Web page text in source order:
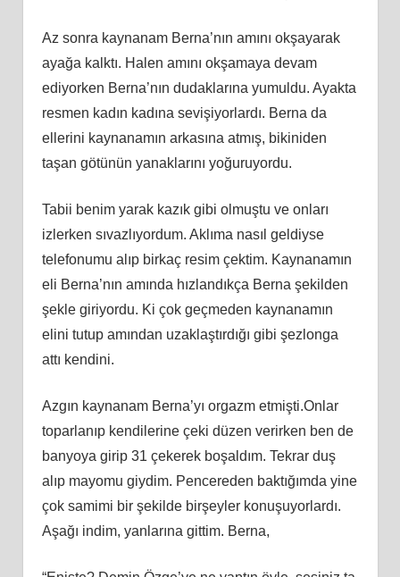
Az sonra kaynanam Berna’nın amını okşayarak
ayağa kalktı. Halen amını okşamaya devam
ediyorken Berna’nın dudaklarına yumuldu. Ayakta
resmen kadın kadına sevişiyorlardı. Berna da
ellerini kaynanamın arkasına atmış, bikiniden
taşan götünün yanaklarını yoğuruyordu.
Tabii benim yarak kazık gibi olmuştu ve onları
izlerken sıvazlıyordum. Aklıma nasıl geldiyse
telefonumu alıp birkaç resim çektim. Kaynanamın
eli Berna’nın amında hızlandıkça Berna şekilden
şekle giriyordu. Ki çok geçmeden kaynanamın
elini tutup amından uzaklaştırdığı gibi şezlonga
attı kendini.
Azgın kaynanam Berna’yı orgazm etmişti.Onlar
toparlanıp kendilerine çeki düzen verirken ben de
banyoya girip 31 çekerek boşaldım. Tekrar duş
alıp mayomu giydim. Pencereden baktığımda yine
çok samimi bir şekilde birşeyler konuşuyorlardı.
Aşağı indim, yanlarına gittim. Berna,